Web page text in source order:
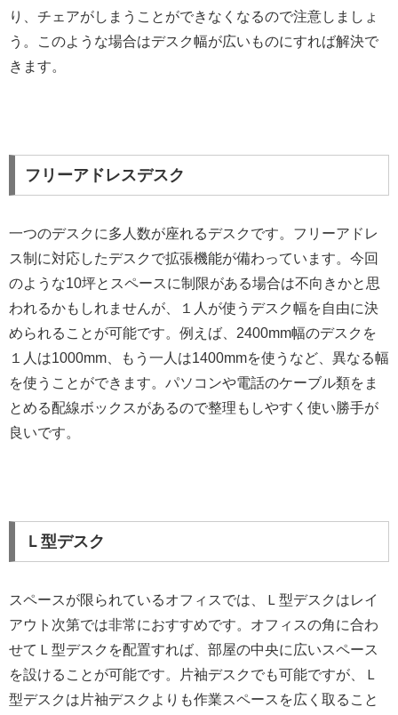
り、チェアがしまうことができなくなるので注意しましょ
う。このような場合はデスク幅が広いものにすれば解決で
きます。
フリーアドレスデスク
一つのデスクに多人数が座れるデスクです。フリーアドレ
ス制に対応したデスクで拡張機能が備わっています。今回
のような10坪とスペースに制限がある場合は不向きかと思
われるかもしれませんが、１人が使うデスク幅を自由に決
められることが可能です。例えば、2400mm幅のデスクを
１人は1000mm、もう一人は1400mmを使うなど、異なる幅
を使うことができます。パソコンや電話のケーブル類をま
とめる配線ボックスがあるので整理もしやすく使い勝手が
良いです。
Ｌ型デスク
スペースが限られているオフィスでは、Ｌ型デスクはレイ
アウト次第では非常におすすめです。オフィスの角に合わ
せてＬ型デスクを配置すれば、部屋の中央に広いスペース
を設けることが可能です。片袖デスクでも可能ですが、Ｌ
型デスクは片袖デスクよりも作業スペースを広く取ること